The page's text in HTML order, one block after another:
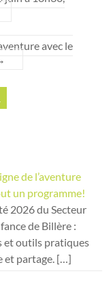
avec le
de l’aventure
un programme!
2026 du Secteur
de Billère :
et outils pratiques
et partage. […]